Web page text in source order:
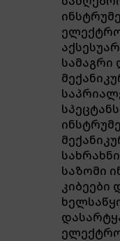
ელექტრო
სამაგრი
საზომი
კიბეები